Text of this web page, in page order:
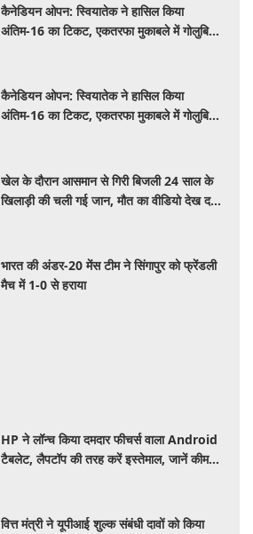
कैनेडियन ओपन: स्वियातेक ने हासिल किया
अंतिम-16 का टिकट, एकतरफा मुकाबले में गोलुबिक
कैनेडियन ओपन: स्वियातेक ने हासिल किया
अंतिम-16 का टिकट, एकतरफा मुकाबले में गोलुबिक
खेल के दौरान आसमान से गिरी बिजली 24 साल के
खिलाड़ी की चली गई जान, मौत का वीडियो देख दहल
भारत की अंडर-20 मेंस टीम ने सिंगापुर को फ्रेंडली
मैच में 1-0 से हराया
HP ने लॉन्च किया दमदार फीचर्स वाला Android
टैबलेट, लैपटॉप की तरह करें इस्तेमाल, जानें कीमत,
वित्त मंत्री ने यूपीआई शुल्क संबंधी दावों को किया